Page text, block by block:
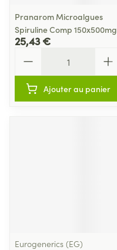
Pranarom Microalgues
Spiruline Comp 150x500mg
25,43 €
Ajouter au panier
Eurogenerics (EG)